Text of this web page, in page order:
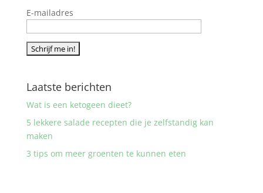
E-mailadres
Laatste berichten
Wat is een ketogeen dieet?
5 lekkere salade recepten die je zelfstandig kan
maken
3 tips om meer groenten te kunnen eten